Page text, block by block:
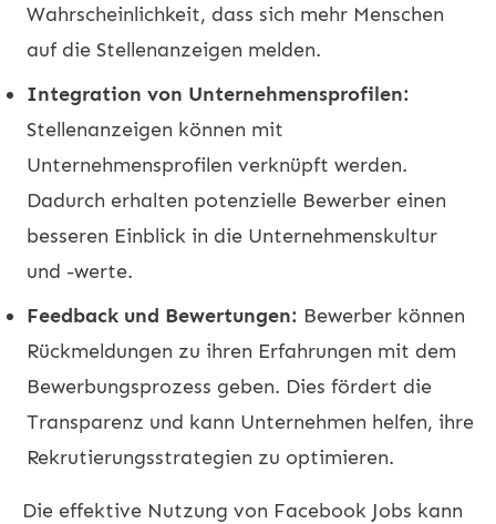
Wahrscheinlichkeit, dass sich mehr Menschen
auf die Stellenanzeigen melden.
Integration von Unternehmensprofilen:
Stellenanzeigen können mit
Unternehmensprofilen verknüpft werden.
Dadurch erhalten potenzielle Bewerber einen
besseren Einblick in die Unternehmenskultur
und -werte.
Feedback und Bewertungen: Bewerber können
Rückmeldungen zu ihren Erfahrungen mit dem
Bewerbungsprozess geben. Dies fördert die
Transparenz und kann Unternehmen helfen, ihre
Rekrutierungsstrategien zu optimieren.
Die effektive Nutzung von Facebook Jobs kann